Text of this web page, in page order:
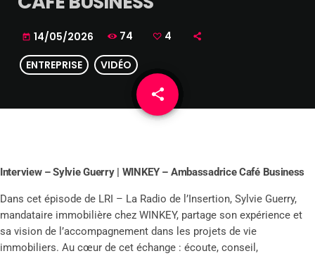
today 14/05/2026 74 4
ENTREPRISE VIDÉO
share
email
Interview – Sylvie Guerry | WINKEY – Ambassadrice Café Business
Dans cet épisode de LRI – La Radio de l’Insertion, Sylvie Guerry,
mandataire immobilière chez WINKEY, partage son expérience et
sa vision de l’accompagnement dans les projets de vie
immobiliers. Au cœur de cet échange : écoute, conseil,